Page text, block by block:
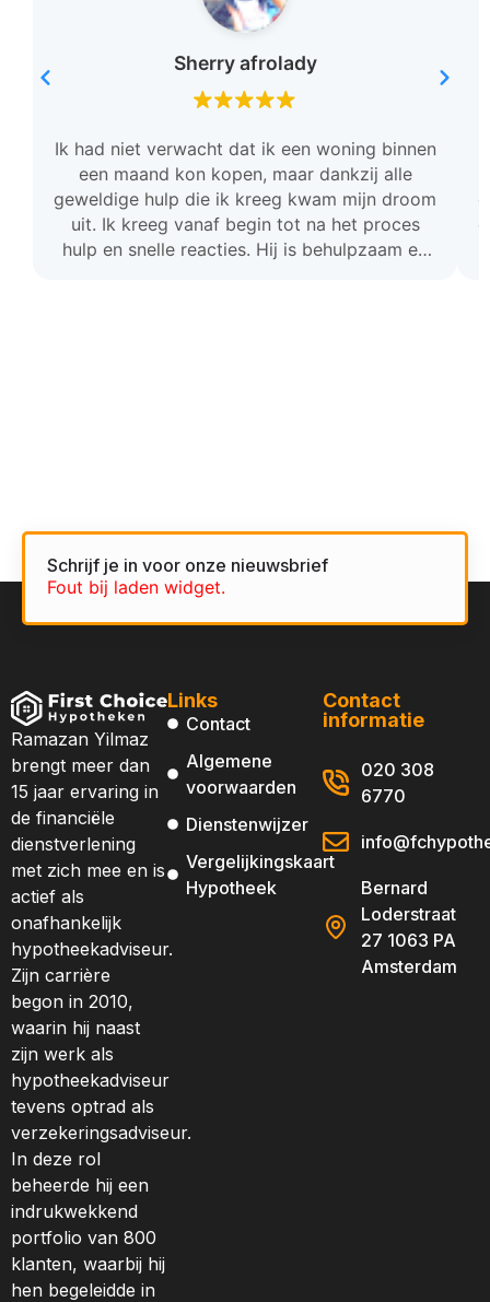
Sherry afrolady
Ik had niet verwacht dat ik een woning binnen
een maand kon kopen, maar dankzij alle
geweldige hulp die ik kreeg kwam mijn droom
uit. Ik kreeg vanaf begin tot na het proces
hulp en snelle reacties. Hij is behulpzaam en
Schrijf je in voor onze nieuwsbrief
Fout bij laden widget.
Ramazan Yilmaz
brengt meer dan
15 jaar ervaring in
de financiële
dienstverlening
met zich mee en is
actief als
onafhankelijk
hypotheekadviseur.
Zijn carrière
begon in 2010,
waarin hij naast
zijn werk als
hypotheekadviseur
tevens optrad als
verzekeringsadviseur.
In deze rol
beheerde hij een
indrukwekkend
portfolio van 800
klanten, waarbij hij
hen begeleidde in
Links
Contact
Algemene
voorwaarden
Dienstenwijzer
Vergelijkingskaart
Hypotheek
Contact
informatie
020 308
6770
Bernard
Loderstraat
27 1063 PA
Amsterdam